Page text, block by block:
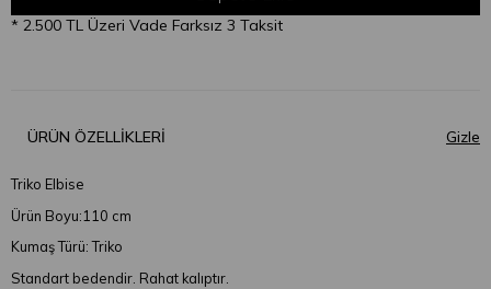
* 2.500 TL Üzeri Vade Farksız 3 Taksit
ÜRÜN ÖZELLIKLERI
Triko Elbise
Ürün Boyu:110 cm
Kumaş Türü: Triko
Standart bedendir. Rahat kalıptır.